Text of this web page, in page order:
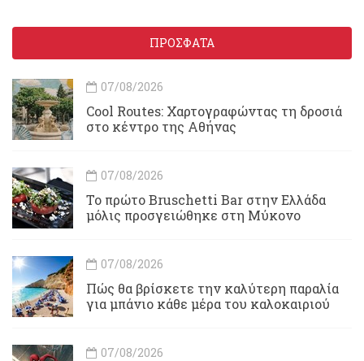
ΠΡΟΣΦΑΤΑ
07/08/2026
Cool Routes: Χαρτογραφώντας τη δροσιά
στο κέντρο της Αθήνας
07/08/2026
Το πρώτο Bruschetti Bar στην Ελλάδα
μόλις προσγειώθηκε στη Μύκονο
07/08/2026
Πώς θα βρίσκετε την καλύτερη παραλία
για μπάνιο κάθε μέρα του καλοκαιριού
07/08/2026